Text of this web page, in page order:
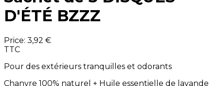
D'ÉTÉ BZZZ
Price: 3,92 €
TTC
Pour des extérieurs tranquilles et odorants
Chanvre 100% naturel + Huile essentielle de lavande